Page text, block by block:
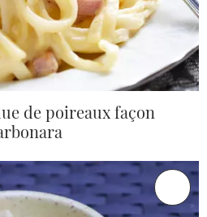
de poireaux façon